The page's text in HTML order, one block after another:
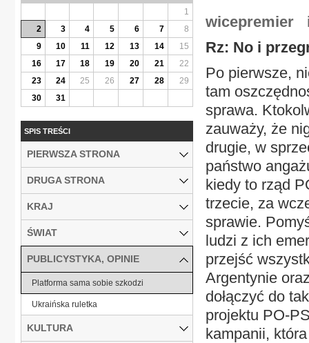
wicepremier
Rz: No i
Po pierwsze,
tam
sprawa.
zauważy, że
drugie, w
państwo
kiedy to rząd
trzecie, za
sprawie.
ludzi z ich
przejść
Argentynie
dołączyć do
projektu PO-
kampanii,
1
2
3 4 5 6 7
8
9
10 11 12 13 14
15
16
17 18 19 20 21
22
23
24 25 26 27 28
29
30
31
SPIS TREŚCI
PIERWSZA STRONA
DRUGA STRONA
KRAJ
ŚWIAT
PUBLICYSTYKA, OPINIE
Platforma sama sobie szkodzi
Ukraińska ruletka
KULTURA